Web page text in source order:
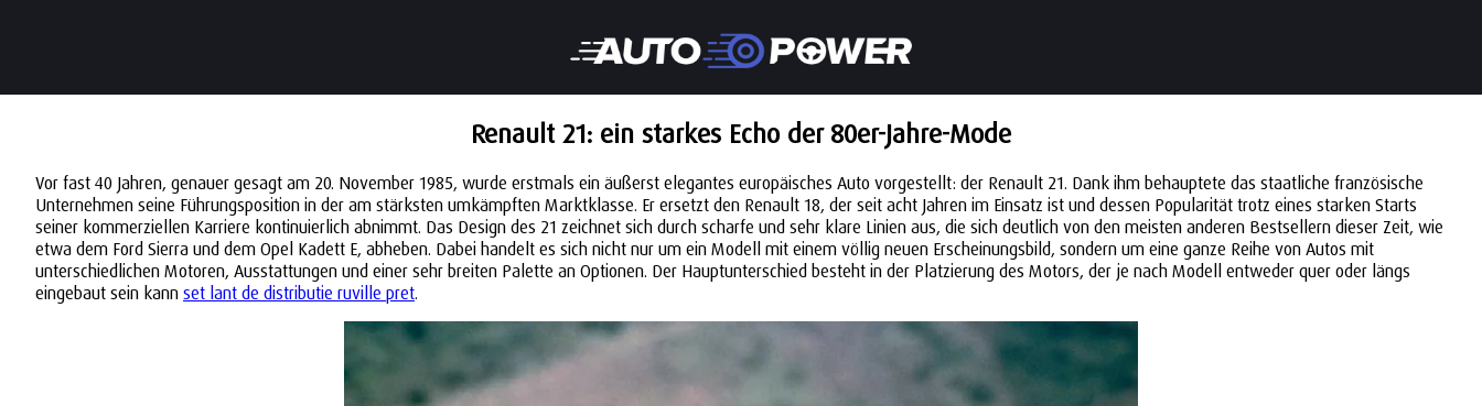
Renault 21: ein starkes Echo der 80er-Jahre-Mode
Vor fast 40 Jahren, genauer gesagt am 20. November 1985, wurde erstmals ein äußerst elegantes europäisches Auto vorgestellt: der Renault 21. Dank ihm behauptete das staatliche französische
Unternehmen seine Führungsposition in der am stärksten umkämpften Marktklasse. Er ersetzt den Renault 18, der seit acht Jahren im Einsatz ist und dessen Popularität trotz eines starken Starts
seiner kommerziellen Karriere kontinuierlich abnimmt. Das Design des 21 zeichnet sich durch scharfe und sehr klare Linien aus, die sich deutlich von den meisten anderen Bestsellern dieser Zeit, wie
etwa dem Ford Sierra und dem Opel Kadett E, abheben. Dabei handelt es sich nicht nur um ein Modell mit einem völlig neuen Erscheinungsbild, sondern um eine ganze Reihe von Autos mit
unterschiedlichen Motoren, Ausstattungen und einer sehr breiten Palette an Optionen. Der Hauptunterschied besteht in der Platzierung des Motors, der je nach Modell entweder quer oder längs
eingebaut sein kann set lant de distributie ruville pret.